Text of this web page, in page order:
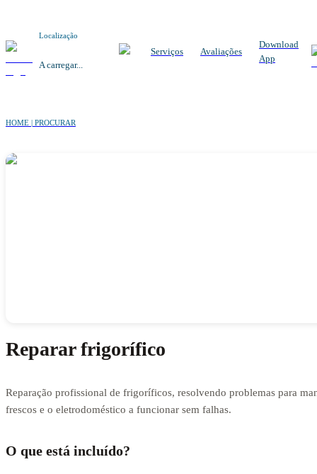
Localização
A carregar...
Serviços Avaliações
Download
App
HOME | PROCURAR
Reparar frigorífico
Reparação profissional de frigoríficos, resolvendo problemas para
frescos e o eletrodoméstico a funcionar sem falhas.
O que está incluído?